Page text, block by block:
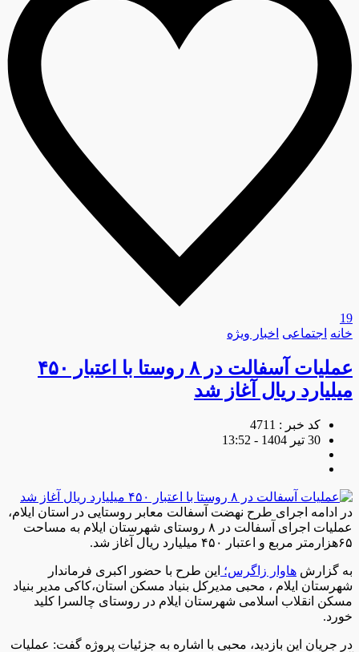
19
خانه اجتماعی اخبار ویژه
عملیات آسفالت در ۸ روستا با اعتبار ۴۵۰
میلیارد ریال آغاز شد
کد خبر : 4711
30 تیر 1404 - 13:52
در ادامه اجرای طرح نهضت آسفالت معابر روستایی در استان ایلام،
عملیات اجرای آسفالت در ۸ روستای شهرستان ایلام به مساحت
۶۵هزارمتر مربع و اعتبار ۴۵۰ میلیارد ریال آغاز شد.
به گزارش هاوار زاگرس؛ این طرح با حضور اکبری فرماندار
شهرستان ایلام ، محبی مدیرکل بنیاد مسکن استان،کاکی مدیر بنیاد
مسکن انقلاب اسلامی شهرستان ایلام در روستای چالسرا کلید
خورد.
در جریان این بازدید، محبی با اشاره به جزئیات پروژه گفت: عملیات